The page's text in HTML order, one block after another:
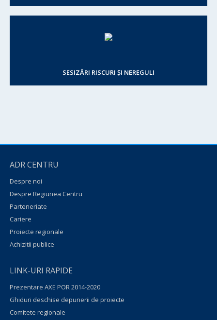
SESIZĂRI RISCURI ȘI NEREGULI
ADR CENTRU
Despre noi
Despre Regiunea Centru
Parteneriate
Cariere
Proiecte regionale
Achizitii publice
LINK-URI RAPIDE
Prezentare AXE POR 2014-2020
Ghiduri deschise depunerii de proiecte
Comitete regionale